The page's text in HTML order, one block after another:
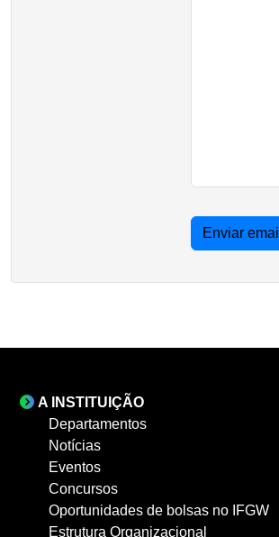
Enviar email
A INSTITUIÇÃO
Departamentos
Notícias
Eventos
Concursos
Oportunidades de bolsas no IFGW
Estrutura Organizacional